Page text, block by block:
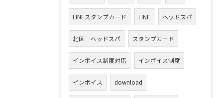
LINEスタンプカード LINE ヘッドスパ
北区 ヘッドスパ スタンプカード
インボイス制度対応 インボイス制度
インボイス download